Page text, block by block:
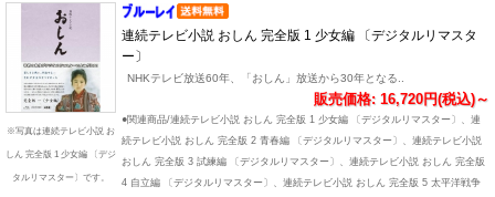
※写真は連続テレビ小説 お
しん 完全版 1 少女編 〔デジ
タルリマスター〕です。
連続テレビ小説 おしん 完全版 1 少女編 〔デジタルリマスタ
ー〕
NHKテレビ放送60年、「おしん」放送から30年となる..
販売価格: 16,720円(税込)～
●関連商品/連続テレビ小説 おしん 完全版 1 少女編 〔デジタルリマスター〕、連
続テレビ小説 おしん 完全版 2 青春編 〔デジタルリマスター〕、連続テレビ小説
おしん 完全版 3 試練編 〔デジタルリマスター〕、連続テレビ小説 おしん 完全版
4 自立編 〔デジタルリマスター〕、連続テレビ小説 おしん 完全版 5 太平洋戦争